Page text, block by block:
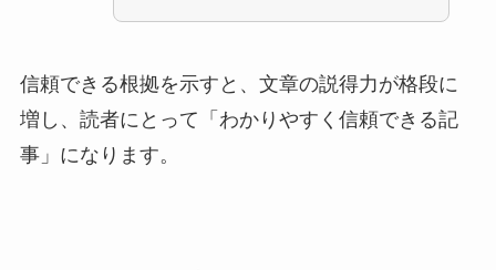
信頼できる根拠を示すと、文章の説得力が格段に
増し、読者にとって「わかりやすく信頼できる記
事」になります。